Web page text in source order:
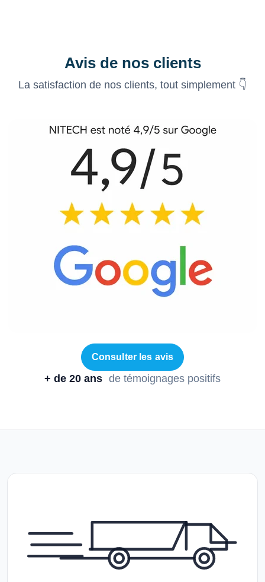
Avis de nos clients
La satisfaction de nos clients, tout simplement 👇
Consulter les avis
+ de 20 ans de témoignages positifs